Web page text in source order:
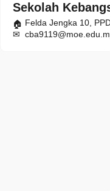
Sekolah
Felda Jengka 10,